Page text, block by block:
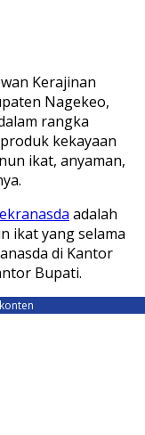
Kerajinan
Nagekeo,
rangka
kekayaan
ikat, anyaman,
adalah
ikat yang selama
di Kantor
Bupati.